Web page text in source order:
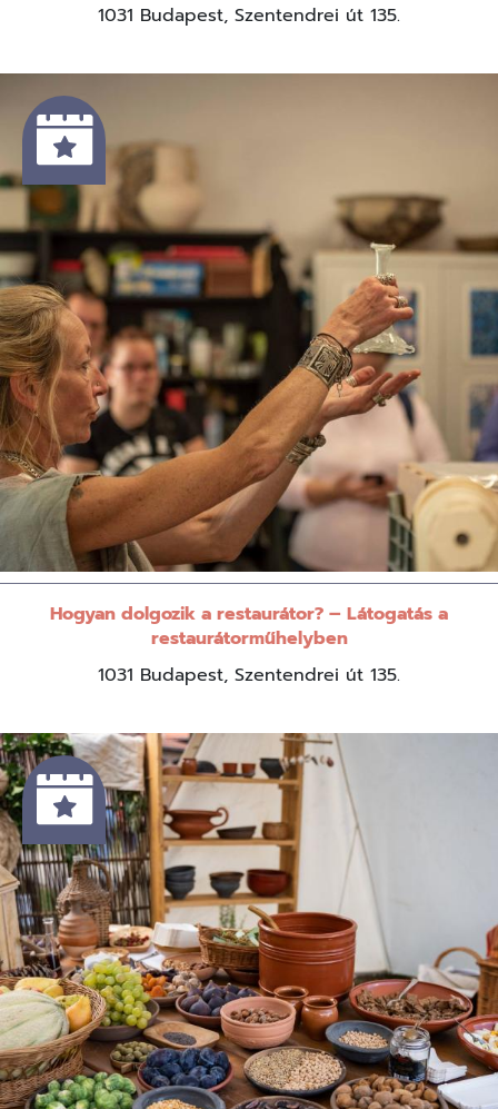
1031 Budapest, Szentendrei út 135.
Hogyan dolgozik a restaurátor? – Látogatás a
restaurátorműhelyben
1031 Budapest, Szentendrei út 135.